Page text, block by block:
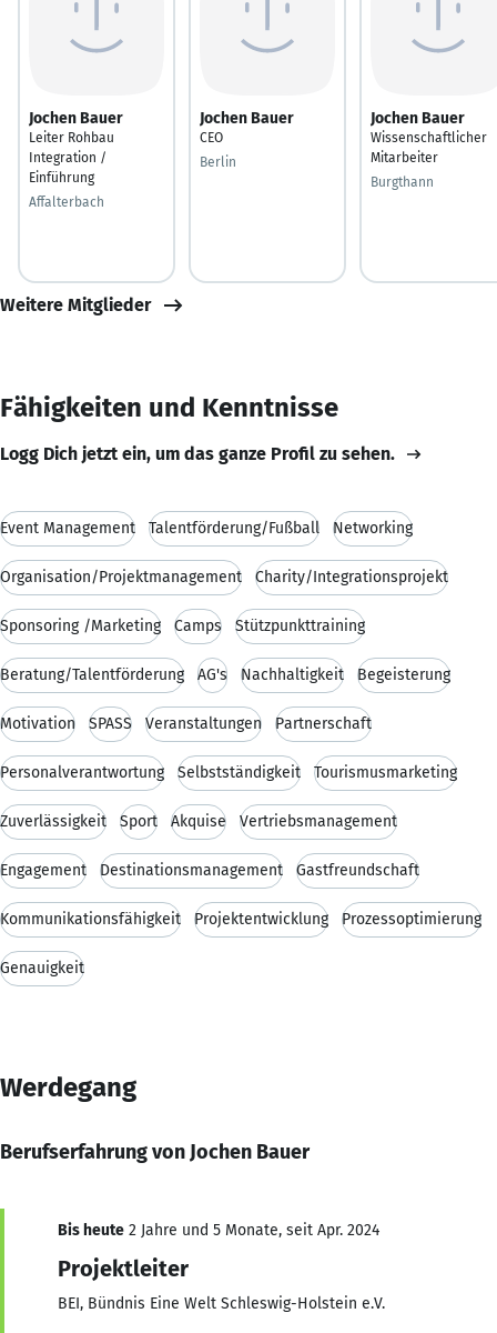
Jochen Bauer
Leiter Rohbau
Integration /
Einführung
Affalterbach
Jochen Bauer
CEO
Berlin
Jochen Bauer
Wissenschaftlicher
Mitarbeiter
Burgthann
Weitere Mitglieder
Fähigkeiten und Kenntnisse
Logg Dich jetzt ein, um das ganze Profil zu sehen.
Event Management Talentförderung/Fußball Networking
Organisation/Projektmanagement Charity/Integrationsprojekt
Sponsoring /Marketing Camps Stützpunkttraining
Beratung/Talentförderung AG's Nachhaltigkeit Begeisterung
Motivation SPASS Veranstaltungen Partnerschaft
Personalverantwortung Selbstständigkeit Tourismusmarketing
Zuverlässigkeit Sport Akquise Vertriebsmanagement
Engagement Destinationsmanagement Gastfreundschaft
Kommunikationsfähigkeit Projektentwicklung Prozessoptimierung
Genauigkeit
Werdegang
Berufserfahrung von Jochen Bauer
Bis heute 2 Jahre und 5 Monate, seit Apr. 2024
Projektleiter
BEI, Bündnis Eine Welt Schleswig-Holstein e.V.